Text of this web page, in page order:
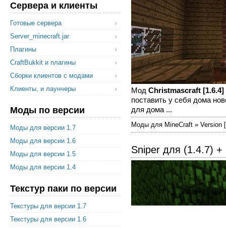
Сервера и клиенты
Готовые сервера
Server_minecraft.jar
Плагины
CraftBukkit и плагины
Сборки клиентов с модами
Клиенты, и лаунчеры
Моды по версии
Моды для версии 1.7
Моды для версии 1.6
Моды для версии 1.5
Моды для версии 1.4
Текстур паки по версии
Текстуры для версии 1.7
Текстуры для версии 1.6
Мод Christmascraft [1.6.4]
поставить у себя дома
для дома ...
Моды для MineCraft » Version
Sniper для (1.4.7) +